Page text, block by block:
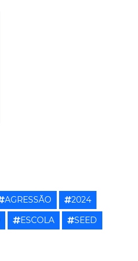
AGRESSÃO
2024
ESCOLA
SEED